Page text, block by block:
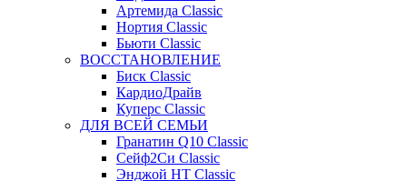
Артемида Classic
Нортия Classic
Бьюти Classic
ВОССТАНОВЛЕНИЕ
Биск Classic
КардиоДрайв
Куперс Classic
ДЛЯ ВСЕЙ СЕМЬИ
Гранатин Q10 Classic
Сейф2Си Classic
Энджой НТ Classic